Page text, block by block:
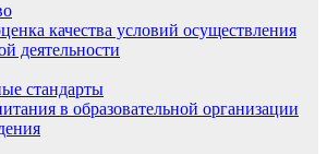
качества условий осуществления
деятельности
стандарты
в образовательной организации